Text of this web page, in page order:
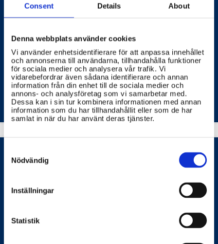
Consent Details About
Denna webbplats använder cookies
Vi använder enhetsidentifierare för att anpassa innehållet
och annonserna till användarna, tillhandahålla funktioner
för sociala medier och analysera vår trafik. Vi
vidarebefordrar även sådana identifierare och annan
information från din enhet till de sociala medier och
annons- och analysföretag som vi samarbetar med.
Dessa kan i sin tur kombinera informationen med annan
information som du har tillhandahållit eller som de har
samlat in när du har använt deras tjänster.
Selection
Nödvändig
Inställningar
Statistik
Hur följer ESV upp statens ekonomiska
ESV följer upp statens ekonomiska resultat genom
att samla in och analysera data från olika
myndigheter och organisationer.
EKONOMISTYRNINGSVERKET
myndigheter?
säkerställa effektiv och ändamålsenlig användning av
skattemedel.